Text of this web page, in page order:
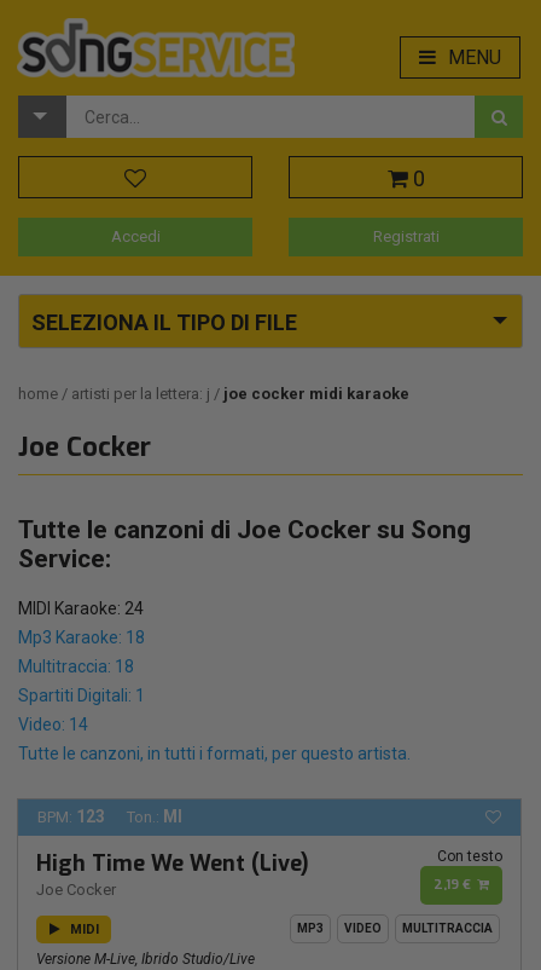
MENU
0
Accedi Registrati
SELEZIONA IL TIPO DI FILE
home artisti per la lettera: j joe cocker midi karaoke
Joe Cocker
Tutte le canzoni di Joe Cocker su Song
Service:
MIDI Karaoke: 24
Mp3 Karaoke: 18
Multitraccia: 18
Spartiti Digitali: 1
Video: 14
Tutte le canzoni, in tutti i formati, per questo artista.
BPM: 123 Ton.: MI
High Time We Went (Live)
Joe Cocker
Con testo
2,19 €
MIDI MP3 VIDEO MULTITRACCIA
Versione M-Live, Ibrido Studio/live